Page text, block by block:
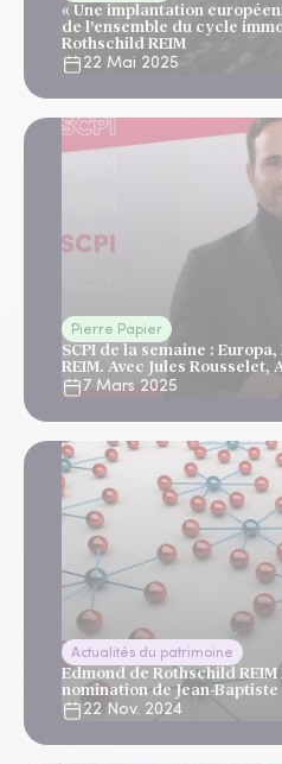
« Une implantation
de l’ensemble du cycle
Rothschild REIM
22 Mai 2025
Pierre Papier
SCPI de la semaine :
REIM. Avec Jules Rousselet,
7 Mars 2025
Actualités du patrimoine
Edmond de Rothschild
nomination de Jean-
22 Nov. 2024